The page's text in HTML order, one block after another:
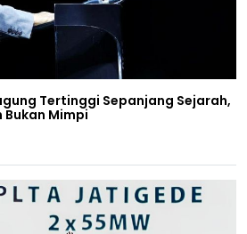
Tertinggi Sepanjang Sejarah,
Mimpi